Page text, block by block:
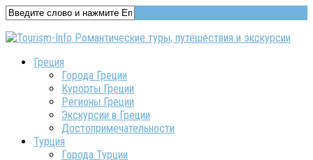
Греция
Города Греции
Курорты Греции
Регионы Греции
Экскурсии в Греции
Достопримечательности
Турция
Города Турции